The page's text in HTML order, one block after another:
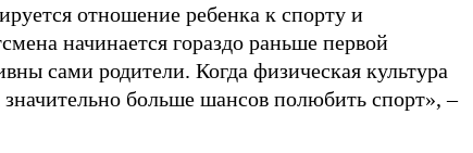
отношение ребенка к спорту и
начинается гораздо раньше первой
сами родители. Когда физическая культура
больше шансов полюбить спорт», –